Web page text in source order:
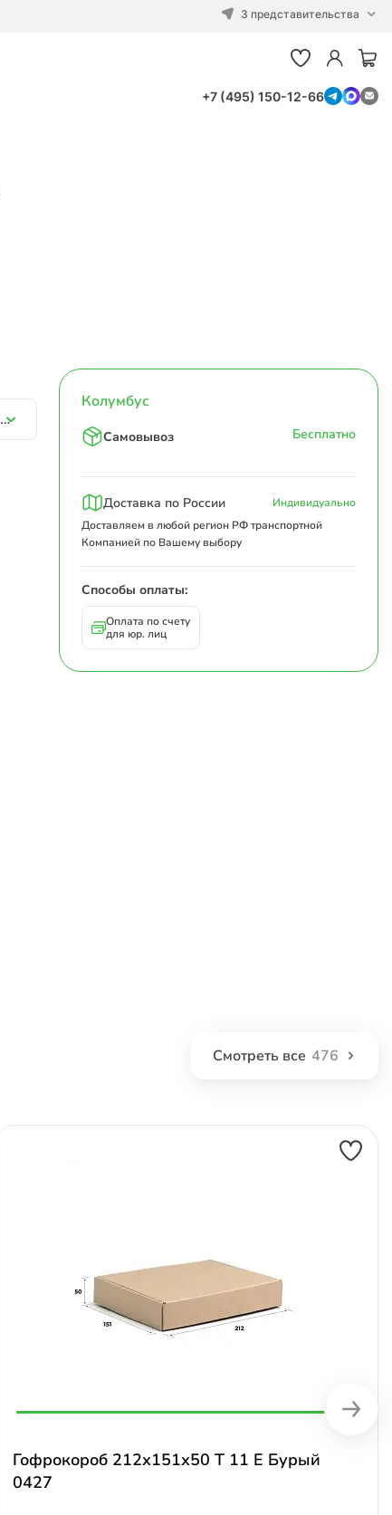
3 представительства
+7 (495) 150-12-66
Коробка подарочная 300х200х65 Т23 E Бурый 0999 Красная лента (в комплект не входит)
Колумбус
Самовывоз Бесплатно
Доставка по России
Индивидуально
Доставляем в любой регион РФ транспортной
Компанией по Вашему выбору
Способы оплаты:
Оплата по счету
для юр. лиц
Смотреть все 476
Гофрокороб 212х151х50 Т 11 Е Бурый
0427